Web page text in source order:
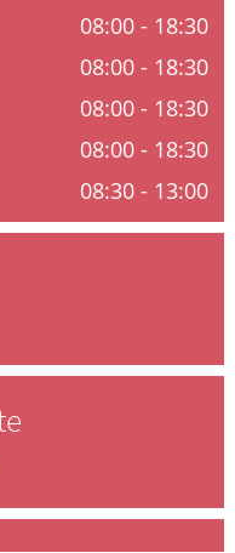
08:00 - 18:30
08:00 - 18:30
08:00 - 18:30
08:00 - 18:30
08:30 - 13:00